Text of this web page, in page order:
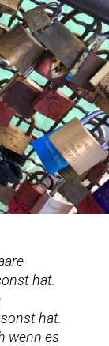
hat.
hat.
wenn es